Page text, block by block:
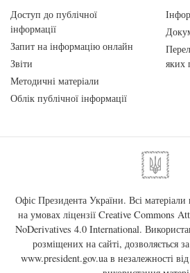
Доступ до публічної
інформації
Запит на інформацію онлайн
Звіти
Методичні матеріали
Облік публічної інформації
яких
Офіс Президента України. Всі
на умовах ліцензії Creative Commons
NoDerivatives 4.0 International.
розміщених на сайті, дозволяється
www.president.gov.uaв незалежності